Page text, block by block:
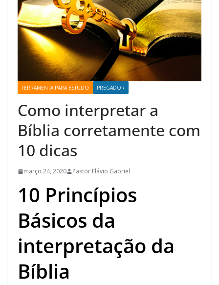
FERRAMENTA PARA ESTUDO PREGADOR
Como interpretar a
Bíblia corretamente com
10 dicas
março 24, 2020 Pastor Flávio Gabriel
10 Princípios
Básicos da
interpretação da
Bíblia